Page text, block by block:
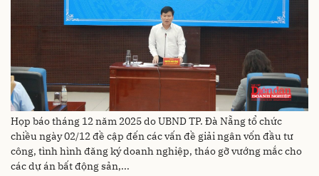
Họp báo tháng 12 năm 2025 do UBND TP. Đà Nẵng tổ chức
chiều ngày 02/12 đề cập đến các vấn đề giải ngân vốn đầu tư
công, tình hình đăng ký doanh nghiệp, tháo gỡ vướng mắc cho
các dự án bất động sản,...